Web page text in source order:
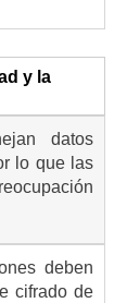
y la
datos
lo que las
deben
cifrado de